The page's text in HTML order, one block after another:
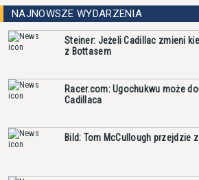
NAJNOWSZE WYDARZENIA
Steiner: Jeżeli Cadillac zmieni
z Bottasem
Racer.com: Ugochukwu może
Cadillaca
Bild: Tom McCullough przejdzie